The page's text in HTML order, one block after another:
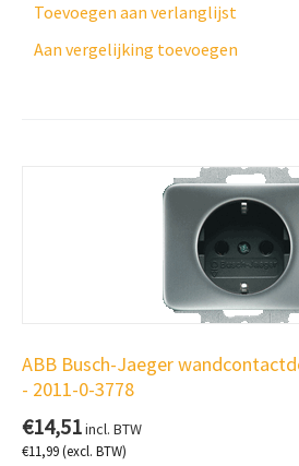
Toevoegen aan verlanglijst
Aan vergelijking toevoegen
ABB Busch-Jaeger
- 2011-0-3778
€14,51incl. BTW
€11,99(excl. BTW)